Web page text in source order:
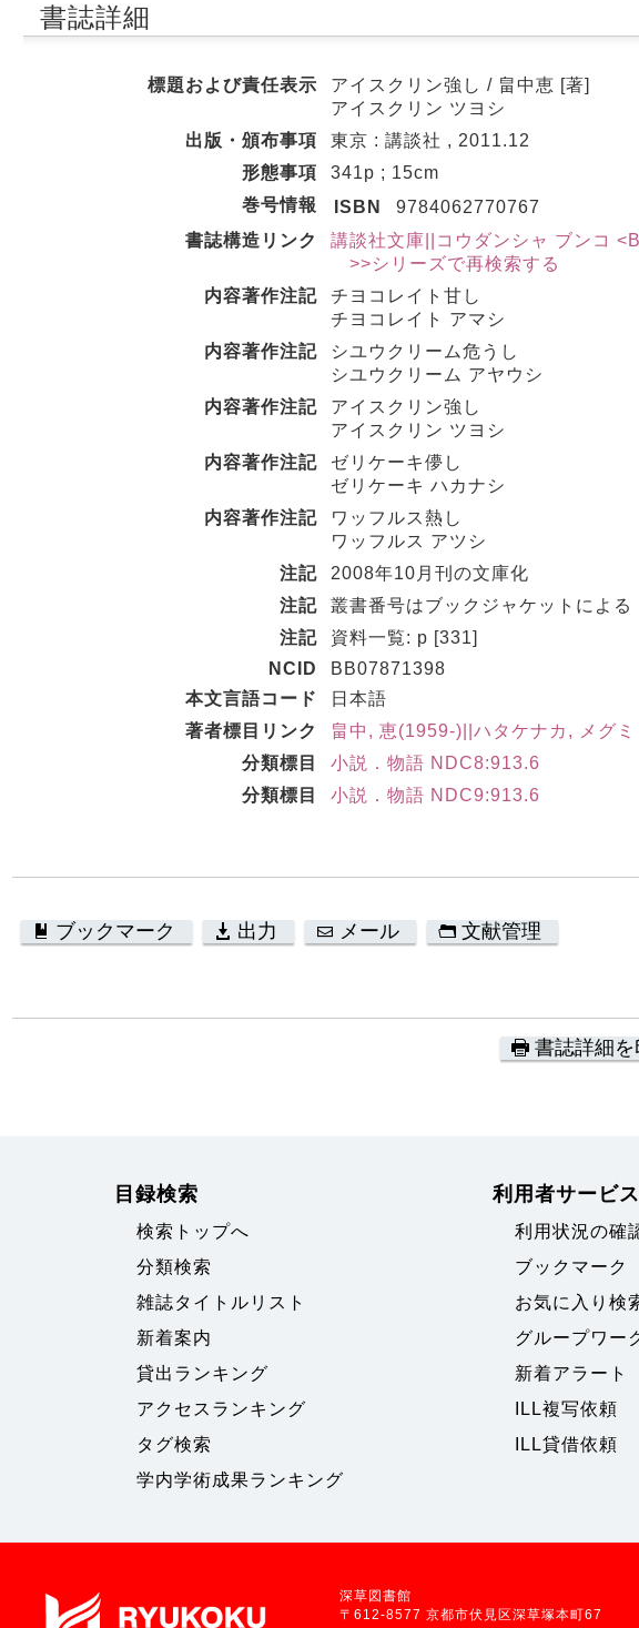
書誌詳細
標題および責任表示
アイスクリン強し / 畠中恵 [著]
アイスクリン ツヨシ
出版・頒布事項
東京 : 講談社 , 2011.12
形態事項
341p ; 15cm
巻号情報
ISBN
9784062770767
書誌構造リンク
講談社文庫||コウダンシャ ブンコ
>>シリーズで再検索する
内容著作注記
チヨコレイト甘し
チヨコレイト アマシ
内容著作注記
シユウクリーム危うし
シユウクリーム アヤウシ
内容著作注記
アイスクリン強し
アイスクリン ツヨシ
内容著作注記
ゼリケーキ儚し
ゼリケーキ ハカナシ
内容著作注記
ワッフルス熱し
ワッフルス アツシ
注記
2008年10月刊の文庫化
注記
叢書番号はブックジャケットによる
注記
資料一覧: p [331]
NCID
BB07871398
本文言語コード
日本語
著者標目リンク
畠中, 恵(1959-)||ハタケナカ, メグ
分類標目
小説．物語 NDC8:913.6
分類標目
小説．物語 NDC9:913.6
ブックマーク 出力 メール 文献管理
書誌詳細を
目録検索
検索トップへ
分類検索
雑誌タイトルリスト
新着案内
貸出ランキング
アクセスランキング
タグ検索
学内学術成果ランキング
利用者サービス
利用状況の確
ブックマーク
お気に入り検
グループワー
新着アラート
ILL複写依頼
ILL貸借依頼
深草図書館
〒612-8577 京都市伏見区深草塚本町67